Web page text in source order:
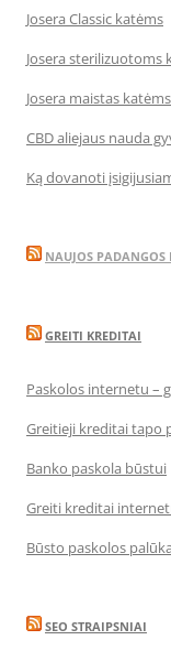
Josera Classic katėms
Josera sterilizuotoms
Josera maistas
CBD aliejaus nauda
Ką dovanoti
NAUJOS PADANGOS
GREITI KREDITAI
Paskolos internetu –
Greitieji kreditai tapo
Banko paskola būstui
Greiti kreditai
Būsto paskolos
SEO STRAIPSNIAI